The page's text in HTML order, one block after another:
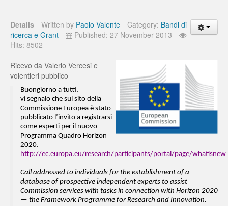
Details Written by Paolo Valente Category: Bandi di
ricerca e Grant
Published: 27 November 2013
Hits: 8502
Ricevo da Valerio Vercesi e
volentieri pubblico
Buongiorno a tutti,
vi segnalo che sul sito della
Commissione Europea è stato
pubblicato l’invito a registrarsi
come esperti per il nuovo
Programma Quadro Horizon
2020.
http://ec.europa.eu/research/participants/portal/page/whatisnew
Call addressed to individuals for the establishment of a
database of prospective independent experts to assist
Commission services with tasks in connection with Horizon 2020
— the Framework Programme for Research and Innovation.